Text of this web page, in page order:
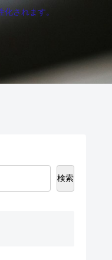
されます。
検索